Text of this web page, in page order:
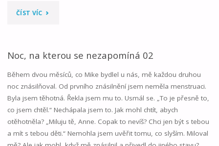
ČÍST VÍC"ARIA
Noc, na kterou se nezapomíná 02
Během dvou měsíců, co Mike bydlel u nás, mě každou druhou
noc znásilňoval. Od prvního znásilnění jsem neměla menstruaci.
Byla jsem těhotná. Řekla jsem mu to. Usmál se. „To je přesně to,
co jsem chtěl.“ Nechápala jsem to. Jak mohl chtít, abych
otěhotněla? „Miluju tě, Anne. Copak to nevíš? Chci jen být s tebou
a mít s tebou děti.“ Nemohla jsem uvěřit tomu, co slyším. Miloval